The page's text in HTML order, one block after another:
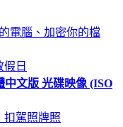
電腦、加密你的檔
假日
中文版 光碟映像 (ISO
扣駕照牌照